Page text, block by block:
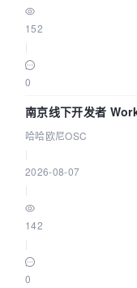
152
0
南京线下开发者
智能 Agent 应用
哈哈欧尼OSC
2026-08-07
142
0